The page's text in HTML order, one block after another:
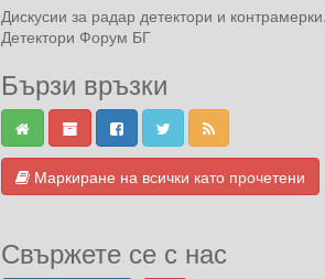
Дискусии за радар детектори и
Детектори Форум БГ
Бързи връзки
Маркиране на всички като прочетени
Свържете се с нас